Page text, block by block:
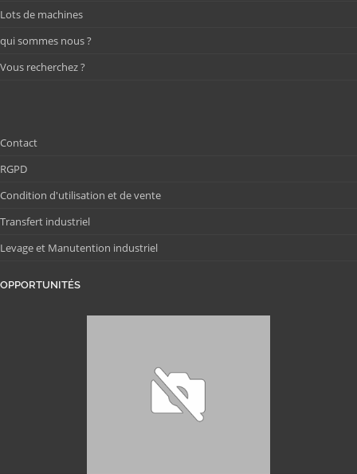
Lots de machines
qui sommes nous ?
Vous recherchez ?
Contact
RGPD
Condition d'utilisation et de vente
Transfert industriel
Levage et Manutention industriel
OPPORTUNITÉS